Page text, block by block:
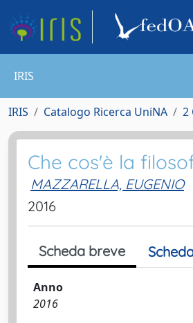
IRIS
IRIS Catalogo Ricerca UniNA 2
Che cos'è la
MAZZARELLA, EUGENIO
2016
Scheda breve
Anno
2016